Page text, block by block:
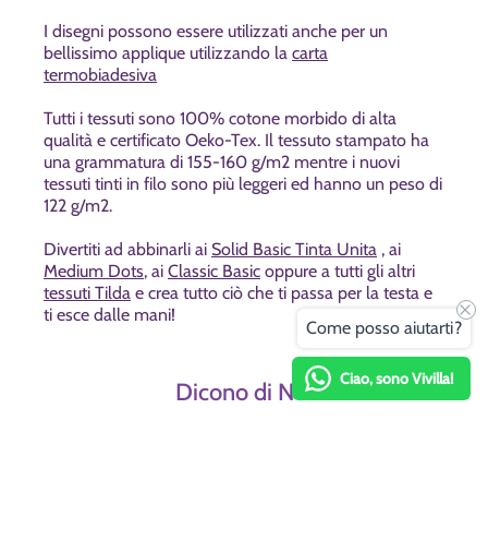
I disegni possono essere utilizzati anche per un
bellissimo applique utilizzando la carta
termobiadesiva
Tutti i tessuti sono 100% cotone morbido di alta
qualità e certificato Oeko-Tex. Il tessuto stampato ha
una grammatura di 155-160 g/m2 mentre i nuovi
tessuti tinti in filo sono più leggeri ed hanno un peso di
122 g/m2.
Divertiti ad abbinarli ai Solid Basic Tinta Unita , ai
Medium Dots, ai Classic Basic oppure a tutti gli altri
tessuti Tilda e crea tutto ciò che ti passa per la testa e
ti esce dalle mani!
Dicono di Noi Ciao, sono Vivilla!
Come posso aiutarti?